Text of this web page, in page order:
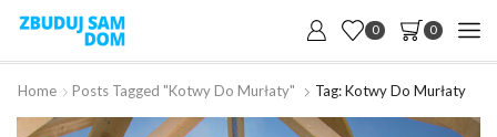
0 0
Home Posts Tagged "kotwy Do Murłaty" Tag: Kotwy Do Murłaty